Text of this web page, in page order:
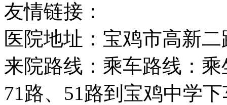
友情链接：
医院地址：宝鸡市高新二
来院路线：乘车路线：
71路、51路到宝鸡中学